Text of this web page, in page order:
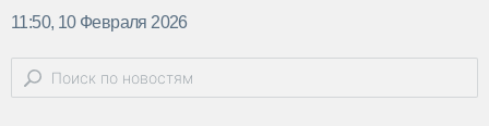
11:50, 10 Февраля 2026